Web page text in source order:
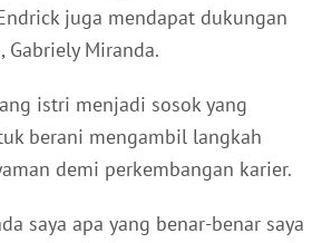
juga mendapat dukungan
Miranda.
istri menjadi sosok yang
berani mengambil langkah
demi perkembangan karier.
saya apa yang benar-benar saya